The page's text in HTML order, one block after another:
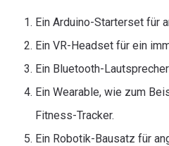
Ein Arduino-Starterset für
Ein VR-Headset für ein
Ein Bluetooth-
Ein Wearable, wie zum
Fitness-Tracker.
Ein Robotik-Bausatz für